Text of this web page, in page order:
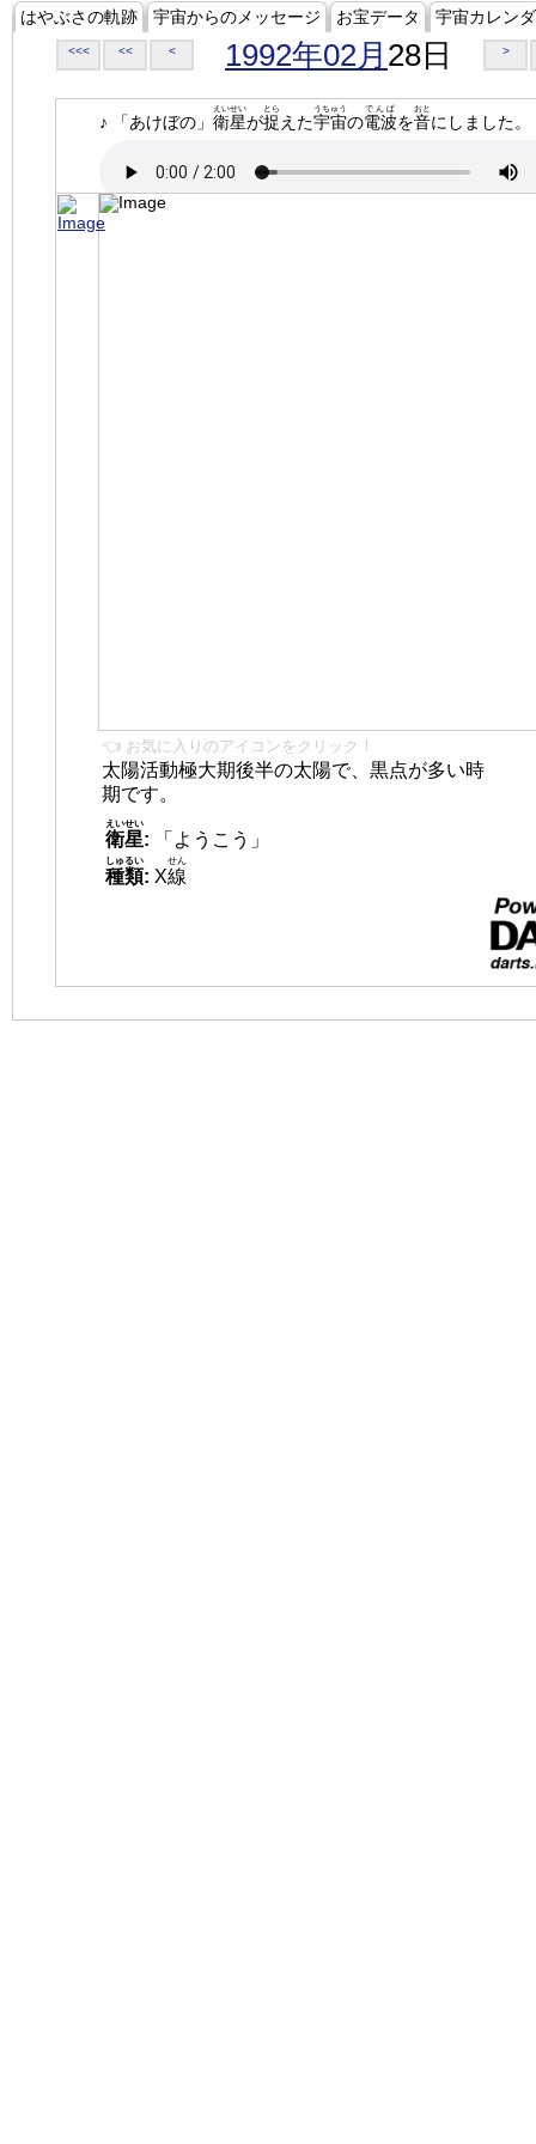
はやぶさの軌跡 宇宙からのメッセージ お宝データ 宇宙カレン
<<< << < 1992年02月 28日 >
♪ 「あけぼの」 衛星
えいせい
が捉
とら
えた宇宙
うちゅう
の電波
でんぱ
を音
おと
にしました。
👈 お気に入りのアイコンをクリック！
太陽活動極大期後半の太陽で、黒点が多い時
期です。
衛星
えいせい
:
「ようこう」
種類
しゅるい
: X線
せん